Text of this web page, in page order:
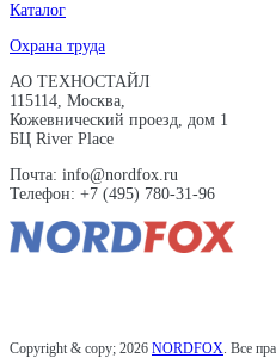
Каталог
Охрана труда
АО ТЕХНОСТАЙЛ
115114, Москва,
Кожевнический проезд, дом 1
БЦ River Place
Почта: info@nordfox.ru
Телефон: +7 (495) 780-31-96
Copyright & copy; 2026 NORDFOX. Все